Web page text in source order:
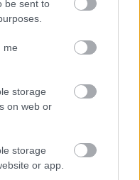
be sent to
me
storage
on web or
storage
or app.
Keresőmarketing